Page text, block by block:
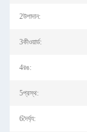
2উপাদান:
3কীওয়ার্ড:
4রঙ:
5প্রস্থ:
6দৈর্ঘ্য: